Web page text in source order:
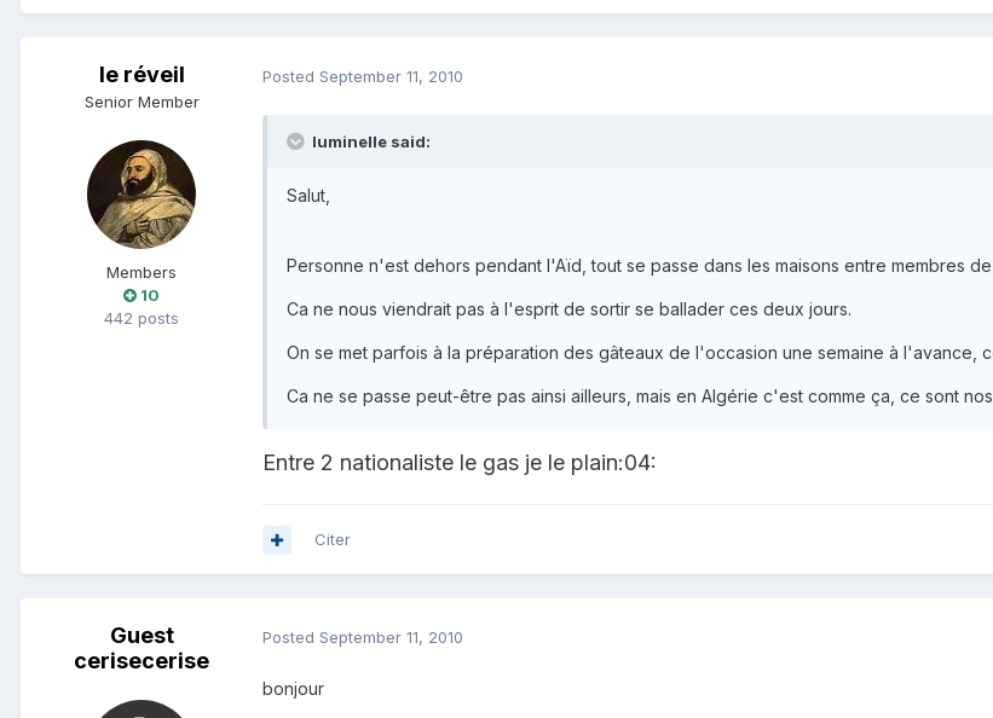
le réveil
Senior Member
Members
10
442 posts
Posted September 11, 2010
luminelle said:
Salut,
Personne n'est dehors pendant l'Aïd, tout se passe dans les maisons entre membres
Ca ne nous viendrait pas à l'esprit de sortir se ballader ces deux jours.
On se met parfois à la préparation des gâteaux de l'occasion une semaine à l'avance,
Ca ne se passe peut-être pas ainsi ailleurs, mais en Algérie c'est comme ça, ce sont
Entre 2 nationaliste le gas je le plain:04:
Citer
Guest
cerisecerise
Posted September 11, 2010
bonjour